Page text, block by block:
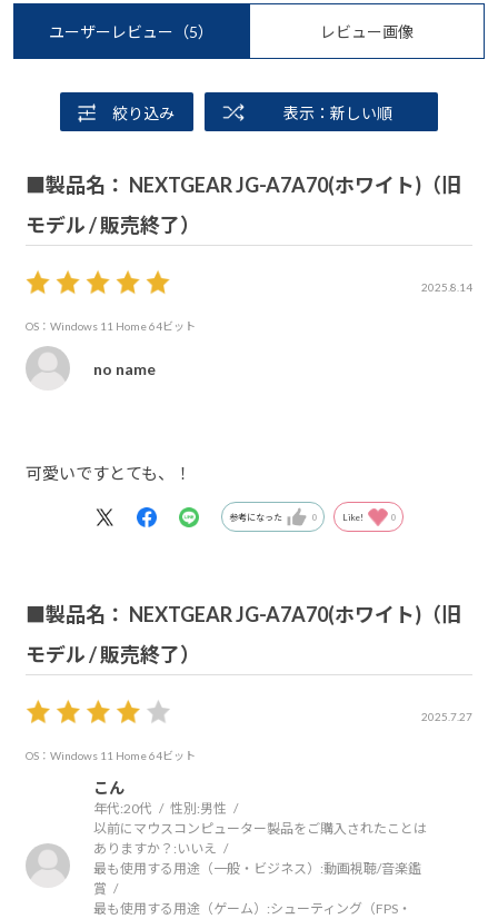
ユーザーレビュー （5） レビュー画像
絞り込み 表示：新しい順
■製品名： NEXTGEAR JG-A7A70(ホワイト)（旧
モデル / 販売終了）
2025.8.14
OS：Windows 11 Home 64ビット
no name
可愛いですとても、！
参考になった 0 Like! 0
■製品名： NEXTGEAR JG-A7A70(ホワイト)（旧
モデル / 販売終了）
2025.7.27
OS：Windows 11 Home 64ビット
こん
年代:20代 性別:男性
以前にマウスコンピューター製品をご購入されたことは
ありますか？: いいえ
最も使用する用途（一般・ビジネス）:動画視聴/音楽鑑
賞
最も使用する用途（ゲーム）:シューティング（FPS・